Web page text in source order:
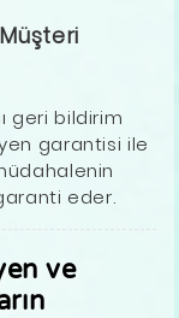
geri bildirim
garantisi ile
eder.
ve